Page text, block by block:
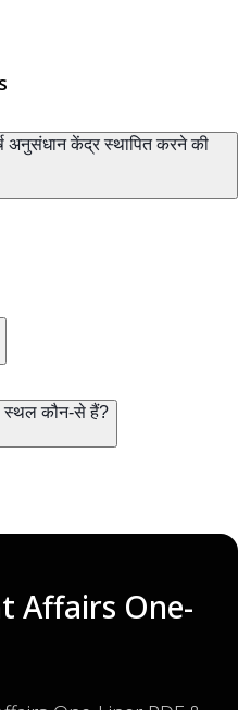
अनुसंधान केंद्र स्थापित करने की
स्थल कौन-से हैं?
Affairs One-